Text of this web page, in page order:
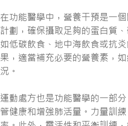
在功能醫學中，營養干預是一
計劃，確保攝取足夠的蛋白質
如低碳飲食、地中海飲食或抗
果，適當補充必要的營養素，
況。
運動處方也是功能醫學的一部
管健康和增強肺活量。力量訓